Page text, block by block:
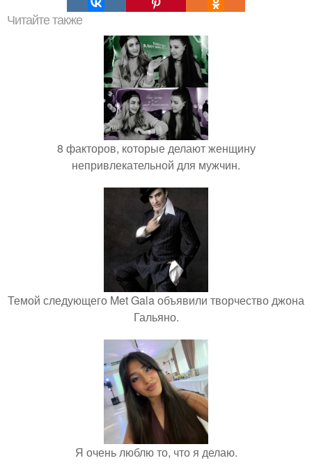
Читайте также
8 факторов, которые делают женщину
непривлекательной для мужчин.
Темой следующего Met Gala объявили творчество джона
Гальяно.
Я очень люблю то, что я делаю.